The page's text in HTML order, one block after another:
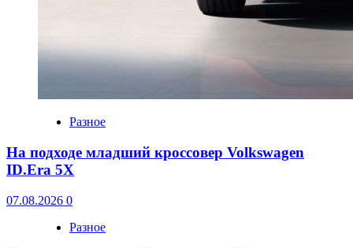
Разное
На подходе младший кроссовер Volkswagen
ID.Era 5X
07.08.2026 0
Разное